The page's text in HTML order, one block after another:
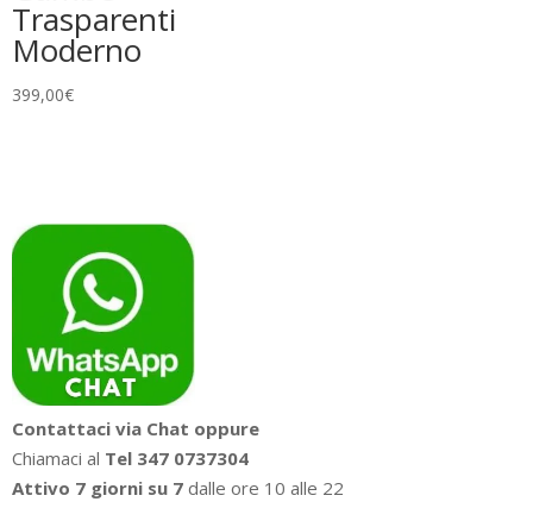
Trasparenti
Moderno
399,00€
Contattaci via Chat oppure
Chiamaci al Tel 347 0737304
Attivo 7 giorni su 7 dalle ore 10 alle 22